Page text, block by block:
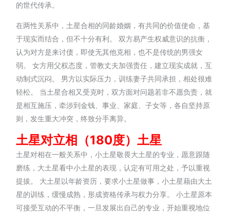
的世代传承。
在两性关系中，土星合相的同龄婚姻，有共同的价值使命，基
于现实而结合，但不十分有利。 双方易产生权威意识的抗衡，
认为对方是来讨债，即使无其他克相，也不是传统的男强女
弱。 女方用父权态度，管教丈夫加强责任，建立现实成就，互
动制式沉闷。 男方以实际压力，训练妻子共同承担，相处很难
轻松。 当土星合相又受克时，双方面对问题若非不愿负责，就
是相互施压，牵涉到金钱、事业、家庭、子女等，各自坚持原
则，发生重大冲突，终致分手离异。
土星对立相（180度）土星
土星对相在一般关系中，小土星敬畏大土星的专业，愿意跟随
磨练，大土星看中小土星的表现，认定有可用之处，予以重视
提拔。 大土星以年龄资历，要求小土星做事，小土星藉由大土
星的训练，缓慢成熟，形成资格传承与权力分享。 小土星原本
可接受互动的不平衡，一旦发展出自己的专业，开始重视地位